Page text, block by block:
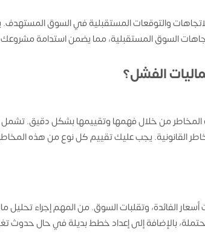
والتوقعات المستقبلية في السوق
السوق المستقبلية، مما يضمن استدامة
من خلال فهمها وتقييمها بشكل دقيق. تشمل
القانونية. يجب عليك تقييم كل نوع من هذه
أسعار الفائدة، وتقلبات السوق. من المهم إجراء
بالإضافة إلى إعداد خطط بديلة في حال حدوث